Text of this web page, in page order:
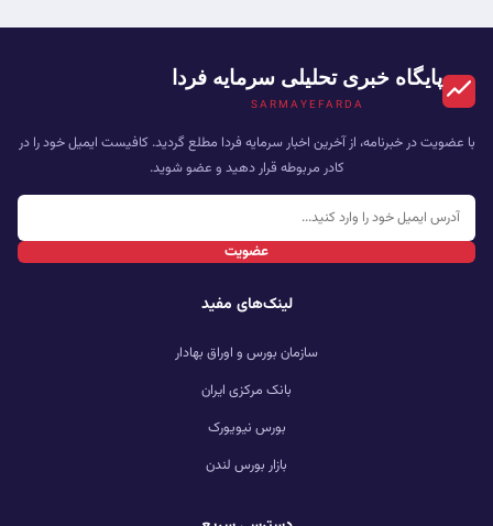
پایگاه خبری تحلیلی سرمایه فردا
SARMAYEFARDA
با عضویت در خبرنامه، از آخرین اخبار سرمایه فردا مطلع گردید. کافیست ایمیل خود را در
کادر مربوطه قرار دهید و عضو شوید.
عضویت
لینک‌های مفید
سازمان بورس و اوراق بهادار
بانک مرکزی ایران
بورس نیویورک
بازار بورس لندن